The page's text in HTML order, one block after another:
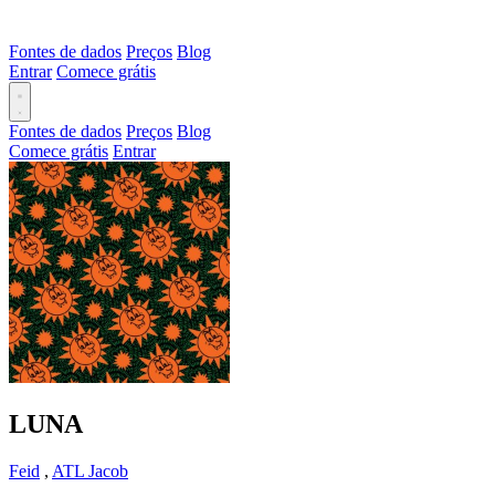
Fontes de dados Preços Blog
Entrar Comece grátis
Fontes de dados Preços Blog
Comece grátis Entrar
LUNA
Feid , ATL Jacob